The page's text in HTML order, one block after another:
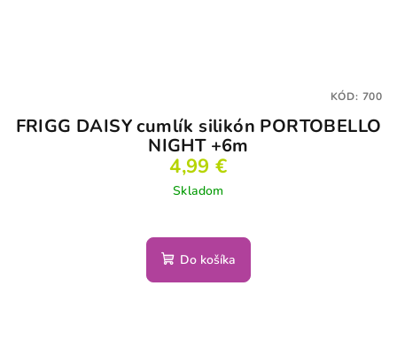
FRIGG DAISY cumlík silikón PORTOBELLO
NIGHT +6m
4,99 €
Skladom
Do košíka
KÓD: 700